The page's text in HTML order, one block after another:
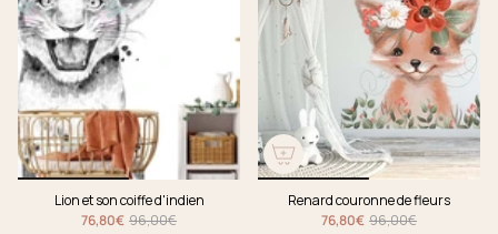
Lion et son coiffe d'indien
76,80€ 96,00€
Renard couronne de fleurs
76,80€ 96,00€